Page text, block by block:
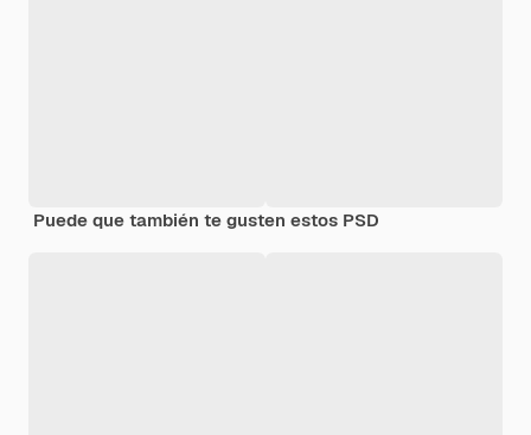
Puede que también te gusten estos PSD